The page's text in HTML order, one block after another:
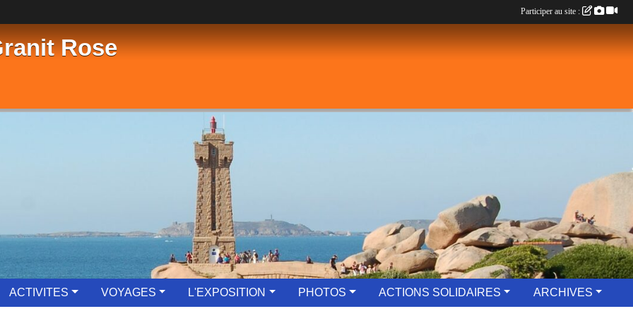
Rose
ACTIVITES VOYAGES L'EXPOSITION PHOTOS ACTIONS SOLIDAIRES ARCHIVES
Participer au site :